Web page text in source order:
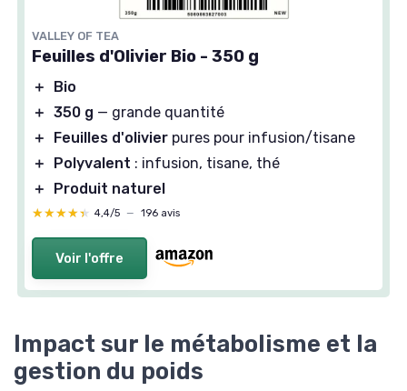
VALLEY OF TEA
Feuilles d'Olivier Bio - 350 g
＋
Bio
＋ 350 g — grande quantité
＋
Feuilles d'olivier pures pour infusion/tisane
＋
Polyvalent : infusion, tisane, thé
＋
Produit naturel
★★★★★
★★★★★ 4,4/5 — 196 avis
Voir l'offre
Impact sur le métabolisme et la
gestion du poids